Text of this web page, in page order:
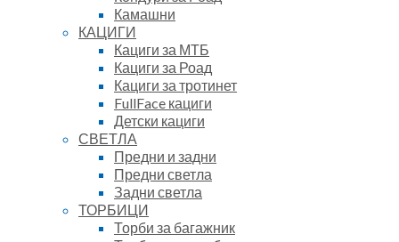
Камашни
КАЦИГИ
Кациги за МТБ
Кациги за Роад
Кациги за тротинет
FullFace кациги
Детски кациги
СВЕТЛА
Предни и задни
Предни светла
Задни светла
ТОРБИЦИ
Торби за багажник